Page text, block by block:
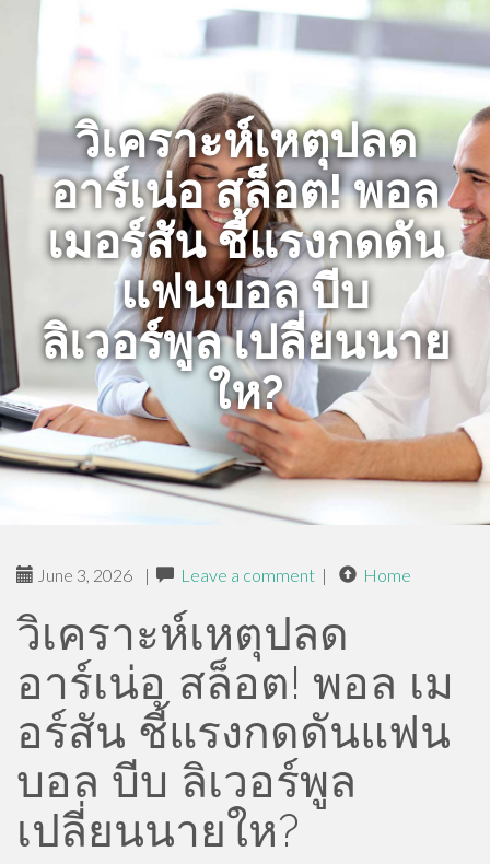
วิเคราะห์เหตุปลด
อาร์เน่อ สล็อต! พอล
เมอร์สัน ชี้แรงกดดัน
แฟนบอล บีบ
ลิเวอร์พูล เปลี่ยนนาย
ให?
June 3, 2026 | Leave a comment | Home
วิเคราะห์เหตุปลด
อาร์เน่อ สล็อต! พอล เม
อร์สัน ชี้แรงกดดันแฟน
บอล บีบ ลิเวอร์พูล
เปลี่ยนนายให?